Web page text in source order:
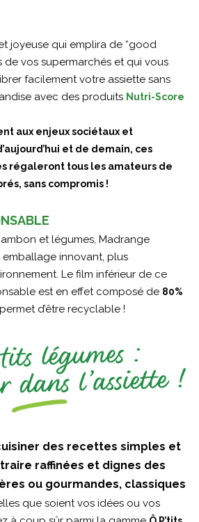
joyeuse qui emplira de “good
de vos supermarchés et qui vous
facilement votre assiette sans
avec des produits Nutri-Score
aux enjeux sociétaux et
et de demain, ces
régaleront tous les amateurs de
sans compromis !
et légumes, Madrange
innovant, plus
Le film inférieur de ce
est en effet composé de 80%
d’être recyclable !
des recettes simples et
raffinées et dignes des
ou gourmandes, classiques
que soient vos idées ou vos